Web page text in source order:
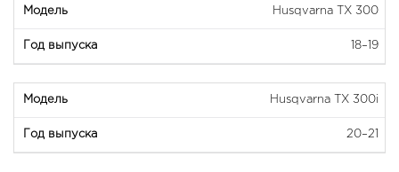
Husqvarna TX 300
18–19
Husqvarna TX 300i
20–21